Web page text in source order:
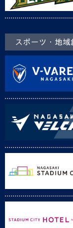
スポーツ・地域